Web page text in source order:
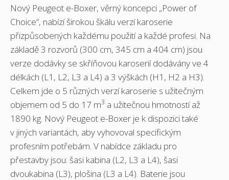
Nový Peugeot e-Boxer, věrný koncepci „Power of
Choice“, nabízí širokou škálu verzí karoserie
přizpůsobených každému použití a každé profesi. Na
základě 3 rozvorů (300 cm, 345 cm a 404 cm) jsou
verze dodávky se skříňovou karoserií dodávány ve 4
délkách (L1, L2, L3 a L4) a 3 výškách (H1, H2 a H3).
Celkem jde o 5 různých verzí karoserie s užitečným
objemem od 5 do 17 m3 a užitečnou hmotností až
1890 kg. Nový Peugeot e-Boxer je k dispozici také
v jiných variantách, aby vyhovoval specifickým
profesním potřebám. V nabídce základu pro
přestavby jsou: šasi kabina (L2, L3 a L4), šasi
dvoukabina (L3), plošina (L3 a L4). Baterie jsou